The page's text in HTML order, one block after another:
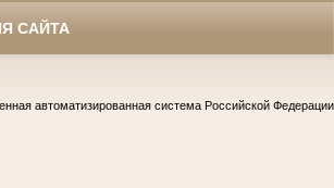
САЙТА
автоматизированная система Российской